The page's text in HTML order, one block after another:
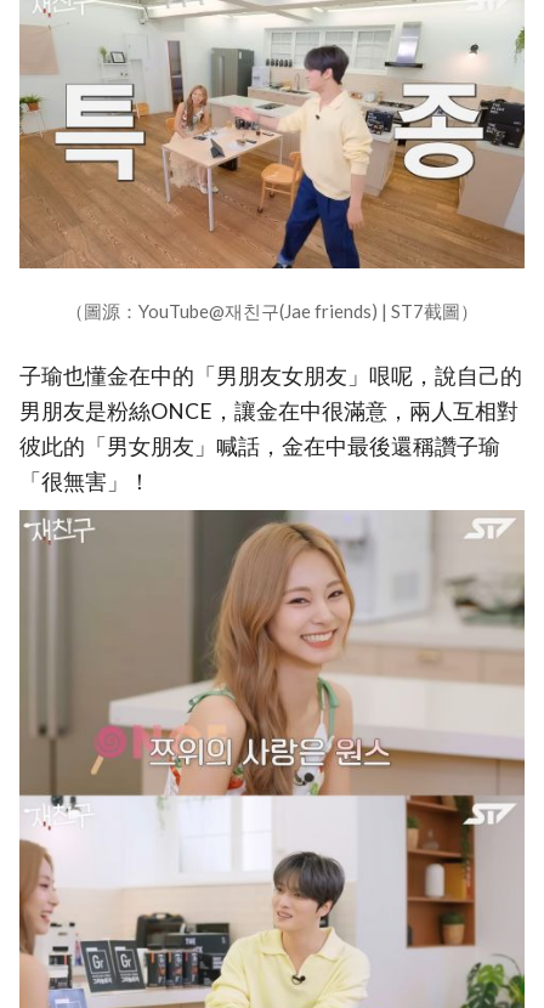
（圖源：YouTube@재친구(Jae friends) | ST7截圖）
子瑜也懂金在中的「男朋友女朋友」哏呢，說自己的
男朋友是粉絲ONCE，讓金在中很滿意，兩人互相對
彼此的「男女朋友」喊話，金在中最後還稱讚子瑜
「很無害」！